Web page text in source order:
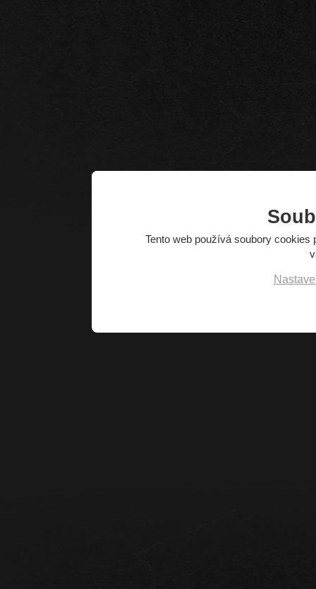
Tento web používá soubory